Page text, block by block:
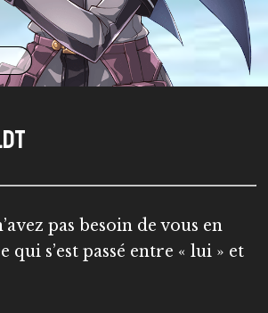
pas besoin de vous en
s’est passé entre « lui » et